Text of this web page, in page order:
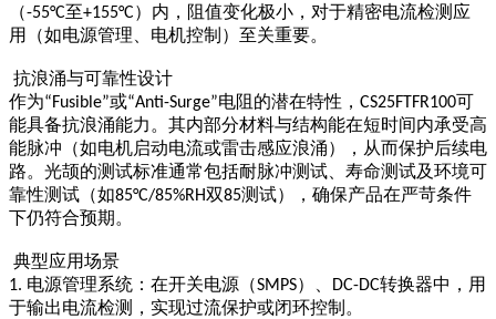
（-55°C至+155°C）内，阻值变化极小，对于精密电流检测应
用（如电源管理、电机控制）至关重要。
抗浪涌与可靠性设计
作为“Fusible”或“Anti-Surge”电阻的潜在特性， CS25FTFR100可
能具备抗浪涌能力。其内部分材料与结构能在短时间内承受高
能脉冲（如电机启动电流或雷击感应浪涌），从而保护后续电
路。光颉的测试标准通常包括耐脉冲测试、寿命测试及环境可
靠性测试（如85°C/85%RH双85测试），确保产品在严苛条件
下仍符合预期。
典型应用场景
1. 电源管理系统：在开关电源（SMPS）、 DC-DC转换器中，用
于输出电流检测，实现过流保护或闭环控制。